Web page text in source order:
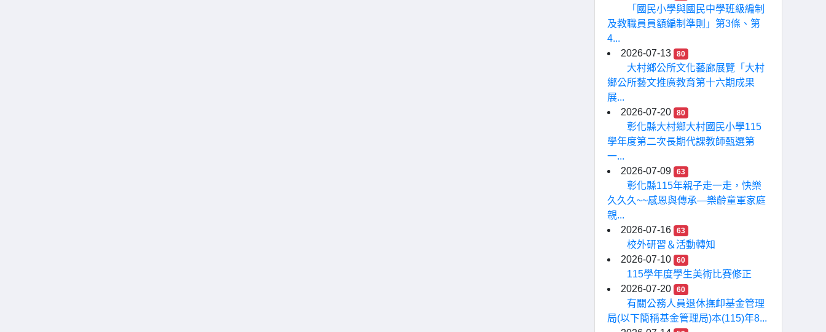
「國民小學與國民中學班級編制
及教職員員額編制準則」第3條、第
4...
2026-07-13
80
大村鄉公所文化藝廊展覽「大村
鄉公所藝文推廣教育第十六期成果
展...
2026-07-20
80
彰化縣大村鄉大村國民小學115
學年度第二次長期代課教師甄選第
一...
2026-07-09
63
彰化縣115年親子走一走，快樂
久久久~~感恩與傳承—樂齡童軍家庭
親...
2026-07-16
63
校外研習＆活動轉知
2026-07-10
60
115學年度學生美術比賽修正
2026-07-20
60
有關公務人員退休撫卹基金管理
局(以下簡稱基金管理局)本(115)年8...